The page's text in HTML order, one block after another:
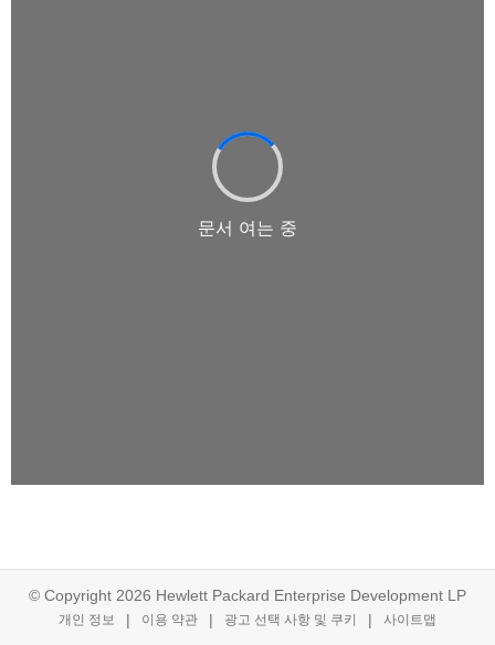
© Copyright 2026 Hewlett Packard Enterprise Development LP
개인 정보 이용 약관 광고 선택 사항 및 쿠키 사이트맵